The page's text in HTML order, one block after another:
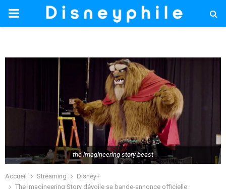
PRIMARY
the imagineering story beast
Accueil Streaming
Disney+
The Imagineering Story dévoile sa bande-annonce officielle